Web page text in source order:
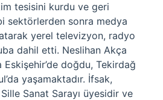
tesisini kurdu ve geri
sektörlerden sonra medya
yerel televizyon, radyo
dahil etti. Neslihan Akça
Eskişehir’de doğdu, Tekirdağ
yaşamaktadır. İfsak,
Sanat Sarayı üyesidir ve